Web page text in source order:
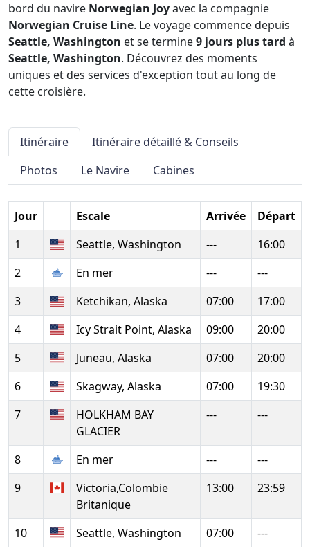
bord du navire Norwegian Joyavec la compagnie
Norwegian Cruise Line. Le voyage commence depuis
Seattle, Washington et se termine9 jours plus tard à
Seattle, Washington. Découvrez des moments
uniques et des services d'exception tout au long de
cette croisière.
Itinéraire
Itinéraire détaillé & Conseils
Photos
Le Navire Cabines
Jour Escale Arrivée
Départ
1
Seattle, Washington ---
16:00
2
En mer ---
---
3
Ketchikan, Alaska 07:00
17:00
4
Icy Strait Point, Alaska 09:00
20:00
5
Juneau, Alaska 07:00
20:00
6
Skagway, Alaska 07:00
19:30
7
HOLKHAM BAY
GLACIER
--- ---
8 En mer ---
---
9
Victoria,Colombie
Britanique
13:00 23:59
10 Seattle, Washington 07:00 ---